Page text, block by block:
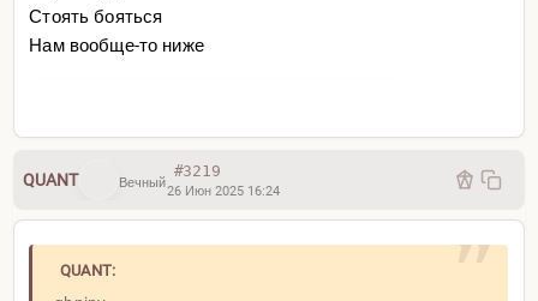
Стоять бояться
Нам вообще-то ниже
QUANT Вечный
#3219
26 Июн 2025 16:24
QUANT: